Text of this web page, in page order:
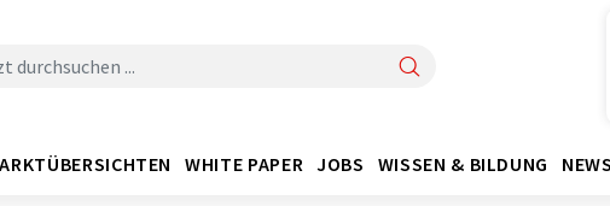
WHITE PAPER JOBS WISSEN & BILDUNG